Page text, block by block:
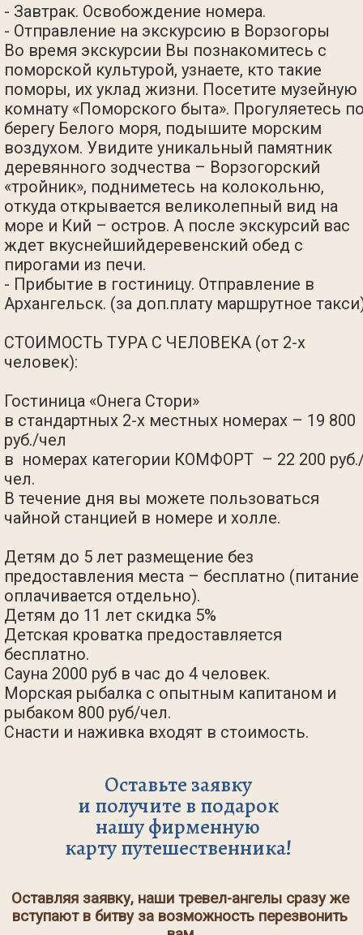
- Завтрак. Освобождение номера.
- Отправление на экскурсию в Ворзогоры
Во время экскурсии Вы познакомитесь с
поморской культурой, узнаете, кто такие
поморы, их уклад жизни. Посетите музейную
комнату «Поморского быта». Прогуляетесь
берегу Белого моря, подышите морским
воздухом. Увидите уникальный памятник
деревянного зодчества – Ворзогорский
«тройник», подниметесь на колокольню,
откуда открывается великолепный вид на
море и Кий – остров. А после экскурсий вас
ждет вкуснейшийдеревенский обед с
пирогами из печи.
- Прибытие в гостиницу. Отправление в
Архангельск. (за доп.плату маршрутное
СТОИМОСТЬ ТУРА С ЧЕЛОВЕКА (от 2-х
человек):
Гостиница «Онега Стори»
в стандартных 2-х местных номерах – 19 800
руб./чел
в номерах категории КОМФОРТ – 22 200
чел.
В течение дня вы можете пользоваться
чайной станцией в номере и холле.
Детям до 5 лет размещение без
предоставления места – бесплатно (питание
оплачивается отдельно).
Детям до 11 лет скидка 5%
Детская кроватка предоставляется
бесплатно.
Сауна 2000 руб в час до 4 человек.
Морская рыбалка с опытным капитаном и
рыбаком 800 руб/чел.
Снасти и наживка входят в стоимость.
Оставьте заявку
и получите в подарок
нашу фирменную
карту путешественника!
Оставляя заявку, наши тревел-ангелы сразу же
вступают в битву за возможность перезвонить